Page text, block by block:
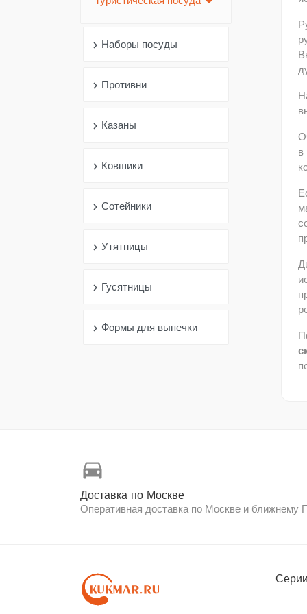
chevron_right Наборы посуды
chevron_right Противни
chevron_right Казаны
chevron_right Ковшики
chevron_right Сотейники
chevron_right Утятницы
chevron_right Гусятницы
chevron_right Формы для выпечки
в
directions_car
Доставка по Москве
Оперативная доставка по Москве и ближнему